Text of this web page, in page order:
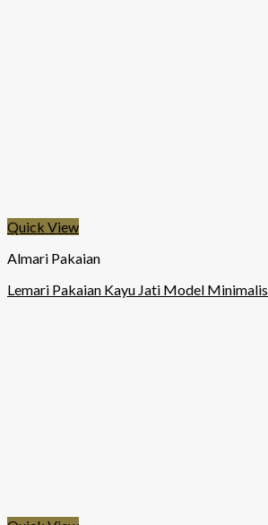
Quick View
Almari Pakaian
Lemari Pakaian Kayu Jati Model Minimalis